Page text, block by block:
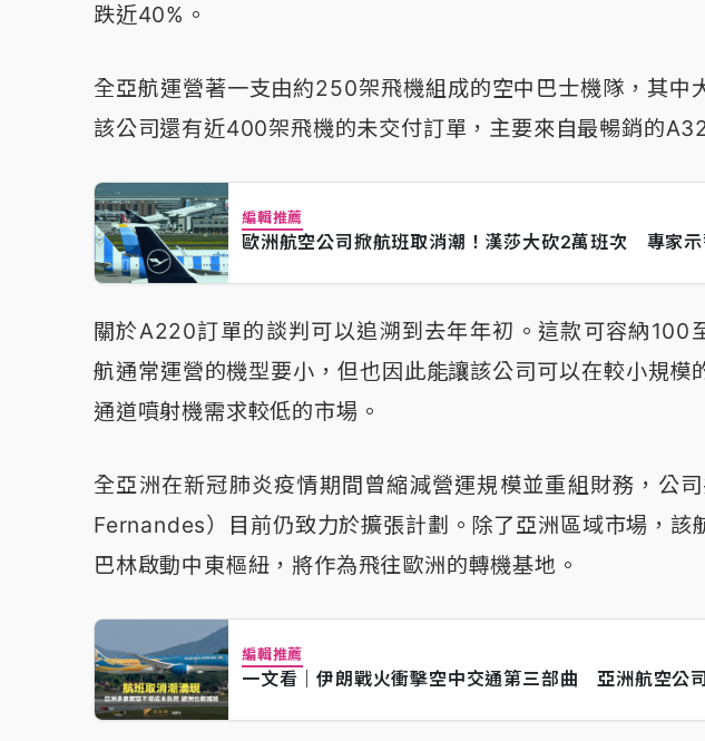
跌近40%。
全亞航運營著一支由約250架飛機組成的空中巴士機隊，其中
該公司還有近400架飛機的未交付訂單，主要來自最暢銷的
編輯推薦
歐洲航空公司掀航班取消潮！漢莎大砍2萬班次 專家示
關於A220訂單的談判可以追溯到去年年初。這款可容納100
航通常運營的機型要小，但也因此能讓該公司可以在較小規模
通道噴射機需求較低的市場。
全亞洲在新冠肺炎疫情期間曾縮減營運規模並重組財務，公
Fernandes）目前仍致力於擴張計劃。除了亞洲區域市場，該
巴林啟動中東樞紐，將作為飛往歐洲的轉機基地。
編輯推薦
一文看｜伊朗戰火衝擊空中交通第三部曲 亞洲航空公